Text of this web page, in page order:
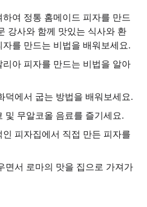
여 정통 홈메이드 피자를 만드
강사와 함께 맛있는 식사와 환
를 만드는 비법을 배워보세요.
아 피자를 만드는 비법을 알아
덕에서 굽는 방법을 배워보세요.
및 무알코올 음료를 즐기세요.
피자집에서 직접 만든 피자를
면서 로마의 맛을 집으로 가져가